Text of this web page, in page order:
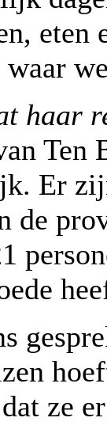
eten
haar
Ten
Er
de
ze